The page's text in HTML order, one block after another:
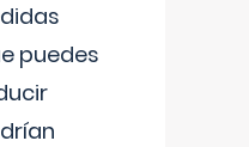
puedes